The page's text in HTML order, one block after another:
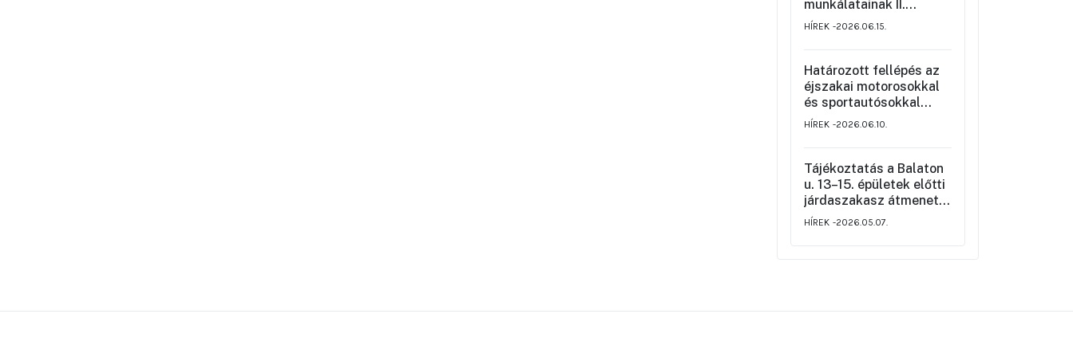
munkálatainak II.
üteméről a Szemere
valamint a környék
ideiglenes forgalmi
rendjéről
HÍREK 2026.06.15.
Határozott fellépés az
éjszakai motorosokkal
és sportautósokkal
szemben
HÍREK 2026.06.10.
Tájékoztatás a Balaton
u. 13–15. épületek előtti
járdaszakasz átmeneti
korlátozásáról
HÍREK 2026.05.07.